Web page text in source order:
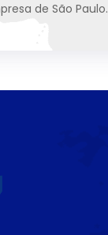
de São Paulo.